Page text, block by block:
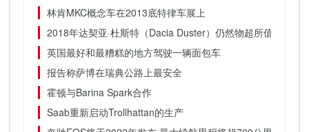
林肯MKC概念车在2013底特律车展上
2018年达契亚·杜斯特（Dacia Duster）仍然物超所值，这就
英国最好和最糟糕的地方驾驶一辆面包车
报告称萨博在瑞典公路上最安全
霍顿与Barina Spark合作
Saab重新启动Trollhattan的生产